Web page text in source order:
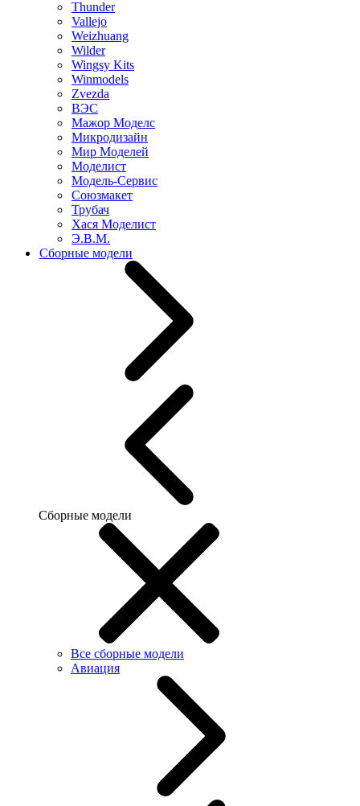
Thunder
Vallejo
Weizhuang
Wilder
Wingsy Kits
Winmodels
Zvezda
ВЭС
Мажор Моделс
Микродизайн
Мир Моделей
Моделист
Модель-Сервис
Союзмакет
Трубач
Хася Моделист
Э.В.М.
Сборные модели
Сборные модели
Все сборные модели
Авиация